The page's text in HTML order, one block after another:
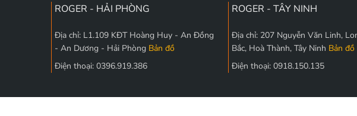
ROGER - HẢI PHÒNG
Địa chỉ: L1.109 KĐT Hoàng Huy - An Đồng
- An Dương - Hải Phòng Bản đồ
Điện thoại: 0396.919.386
ROGER - TÂY NINH
Địa chỉ: 207 Nguyễn Văn Linh,
Bắc, Hoà Thành, Tây Ninh Bản đồ
Điện thoại: 0918.150.135